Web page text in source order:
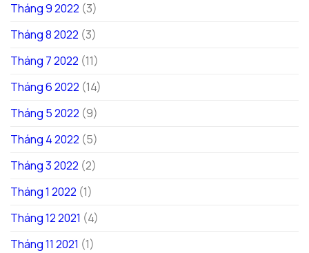
Tháng 9 2022 (3)
Tháng 8 2022 (3)
Tháng 7 2022 (11)
Tháng 6 2022 (14)
Tháng 5 2022 (9)
Tháng 4 2022 (5)
Tháng 3 2022 (2)
Tháng 1 2022 (1)
Tháng 12 2021 (4)
Tháng 11 2021 (1)